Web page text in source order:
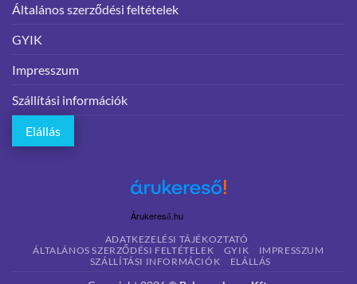
Általános szerződési feltételek
GYIK
Impresszum
Szállítási információk
Elállás
Árukereső.hu
ADATKEZELÉSI TÁJÉKOZTATÓ
ÁLTALÁNOS SZERZŐDÉSI FELTÉTELEK
GYIK
IMPRESSZUM
SZÁLLÍTÁSI INFORMÁCIÓK
ELÁLLÁS